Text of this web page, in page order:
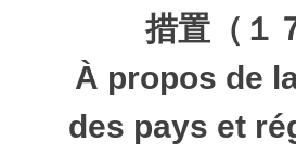
措置（１
À propos de
des pays et